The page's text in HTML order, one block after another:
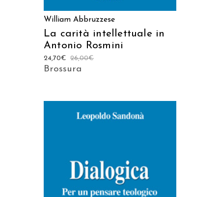
William Abbruzzese
La carità intellettuale in
Antonio Rosmini
26,00€
24,70€
Brossura